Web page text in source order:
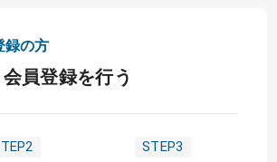
録の方
員登録を行う
STEP3